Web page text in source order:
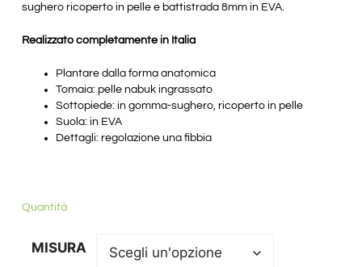
sughero ricoperto in pelle e battistrada 8mm in EVA.
Realizzato completamente in Italia
Plantare dalla forma anatomica
Tomaia: pelle nabuk ingrassato
Sottopiede: in gomma-sughero, ricoperto in pelle
Suola: in EVA
Dettagli: regolazione una fibbia
Quantità
MISURA